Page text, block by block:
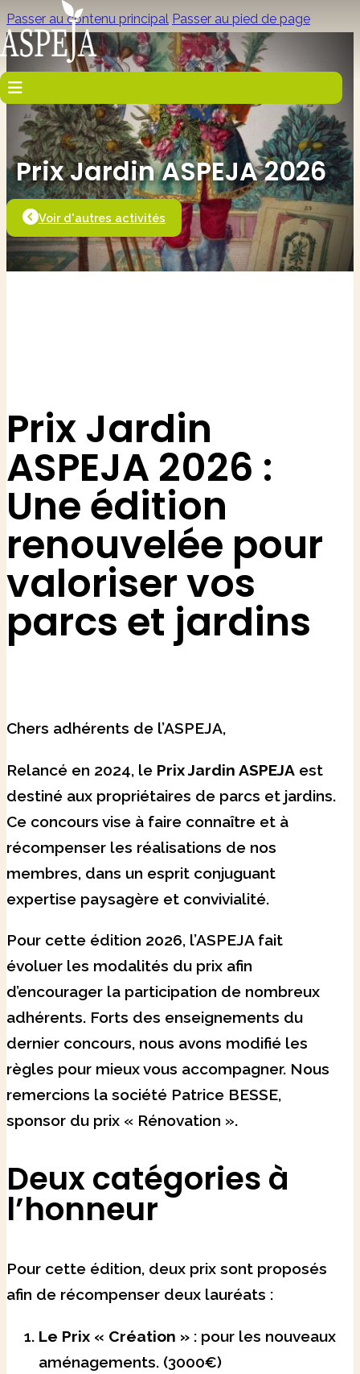
Passer au contenu principal Passer au pied de page
Prix Jardin ASPEJA 2026
Voir d'autres activités
Prix Jardin
ASPEJA 2026 :
Une édition
renouvelée pour
valoriser vos
parcs et jardins
Chers adhérents de l’ASPEJA,
Relancé en 2024, le Prix Jardin ASPEJA est
destiné aux propriétaires de parcs et jardins.
Ce concours vise à faire connaître et à
récompenser les réalisations de nos
membres, dans un esprit conjuguant
expertise paysagère et convivialité.
Pour cette édition 2026, l’ASPEJA fait
évoluer les modalités du prix afin
d’encourager la participation de nombreux
adhérents. Forts des enseignements du
dernier concours, nous avons modifié les
règles pour mieux vous accompagner. Nous
remercions la société Patrice BESSE,
sponsor du prix « Rénovation ».
Deux catégories à
l’honneur
Pour cette édition, deux prix sont proposés
afin de récompenser deux lauréats :
Le Prix « Création » : pour les nouveaux
aménagements. (3000€)